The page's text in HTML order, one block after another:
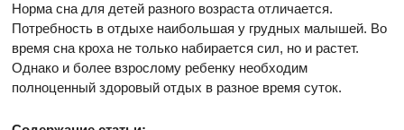
Норма сна для детей разного возраста отличается.
Потребность в отдыхе наибольшая у грудных малышей. Во
время сна кроха не только набирается сил, но и растет.
Однако и более взрослому ребенку необходим
полноценный здоровый отдых в разное время суток.